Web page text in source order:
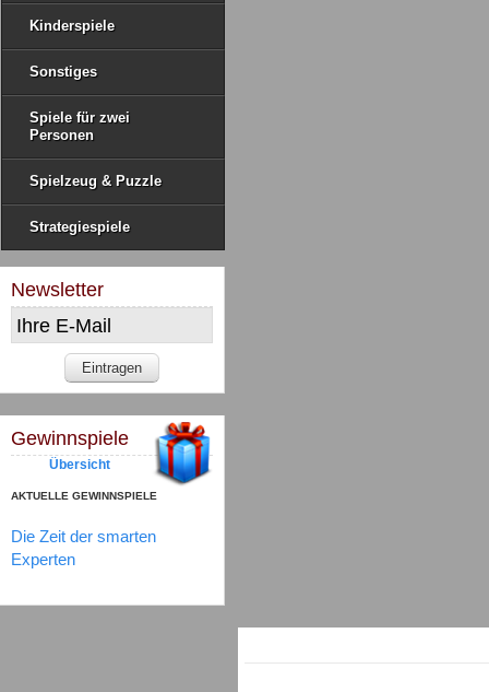
Kinderspiele
Sonstiges
Spiele für zwei
Personen
Spielzeug & Puzzle
Strategiespiele
Newsletter
Gewinnspiele
Übersicht
AKTUELLE GEWINNSPIELE
Die Zeit der smarten
Experten